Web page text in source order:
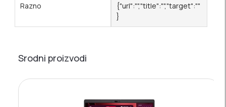
Razno
{"url":"","title":"","target":""
}
Srodni proizvodi